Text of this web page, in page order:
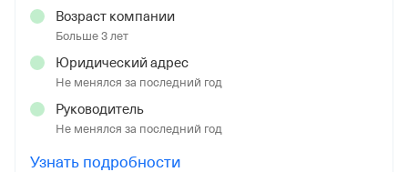
Возраст компании
Больше 3 лет
Юридический адрес
Не менялся за последний год
Руководитель
Не менялся за последний год
Узнать подробности